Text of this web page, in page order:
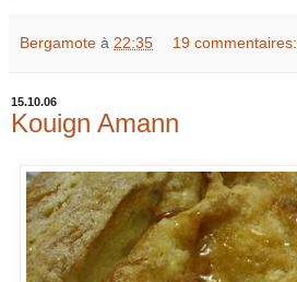
Bergamote à 22:35 19 commentaires:
15.10.06
Kouign Amann